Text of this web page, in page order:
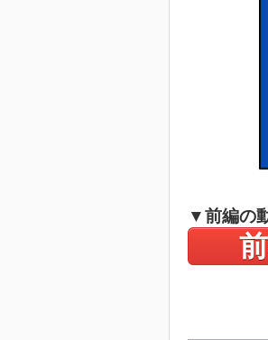
▼前編の